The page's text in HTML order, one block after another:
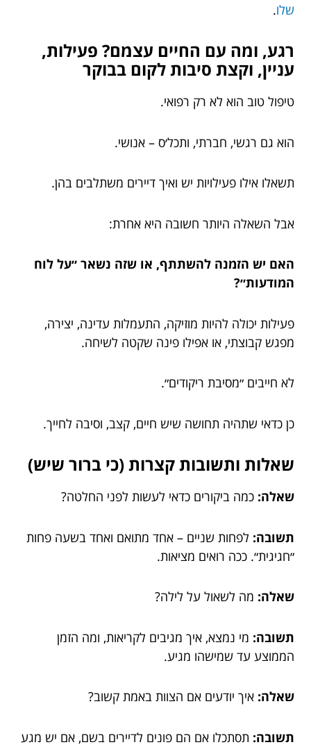
שלו.
רגע, ומה עם החיים עצמם? פעילות,
עניין, וקצת סיבות לקום בבוקר
טיפול טוב הוא לא רק רפואי.
הוא גם רגשי, חברתי, ותכל׳ס – אנושי.
תשאלו אילו פעילויות יש ואיך דיירים משתלבים בהן.
אבל השאלה היותר חשובה היא אחרת:
האם יש הזמנה להשתתף, או שזה נשאר ״על לוח
המודעות״?
פעילות יכולה להיות מוזיקה, התעמלות עדינה, יצירה,
מפגש קבוצתי, או אפילו פינה שקטה לשיחה.
לא חייבים ״מסיבת ריקודים״.
כן כדאי שתהיה תחושה שיש חיים, קצב, וסיבה לחייך.
שאלות ותשובות קצרות (כי ברור שיש)
שאלה: כמה ביקורים כדאי לעשות לפני החלטה?
תשובה: לפחות שניים – אחד מתואם ואחד בשעה פחות
״חגיגית״. ככה רואים מציאות.
שאלה: מה לשאול על לילה?
תשובה: מי נמצא, איך מגיבים לקריאות, ומה הזמן
הממוצע עד שמישהו מגיע.
שאלה: איך יודעים אם הצוות באמת קשוב?
תשובה: תסתכלו אם הם פונים לדיירים בשם, אם יש מגע